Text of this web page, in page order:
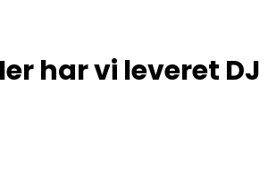
har vi leveret DJ